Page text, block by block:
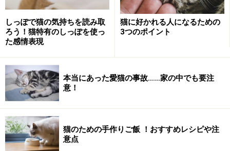
しっぽで猫の気持ちを読み取
ろう！猫特有のしっぽを使っ
た感情表現
猫に好かれる人になるための
3つのポイント
本当にあった愛猫の事故……家の中でも要注
意！
猫のための手作りご飯 ！おすすめレシピや注
意点